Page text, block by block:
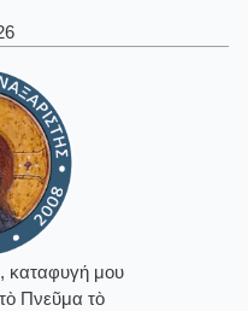
καταφυγή μου
Πνεῦμα τὸ